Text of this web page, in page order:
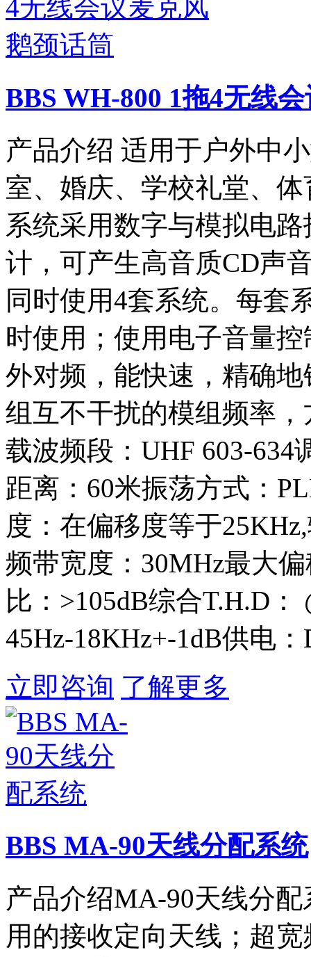
BBS WH-800 1拖4无线
产品介绍 适用于户外中
室、婚庆、学校礼堂、
系统采用数字与模拟电
计，可产生高音质CD声
同时使用4套系统。每套
时使用；使用电子音量
外对频，能快速，精确
组互不干扰的模组频率
载波频段：UHF 603-
距离：60米振荡方式：
度：在偏移度等于
频带宽度：30MHz最大
比：>105dB综合T.H.D
45Hz-18KHz+-1dB供电：
立即咨询 了解更多
BBS MA-90天线分配系统
产品介绍MA-90天线分
用的接收定向天线；超